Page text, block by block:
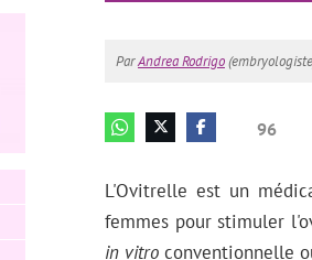
ParAndrea Rodrigo
96
L'Ovitrelle est un
femmes pour stimuler
in vitro conventionnelle